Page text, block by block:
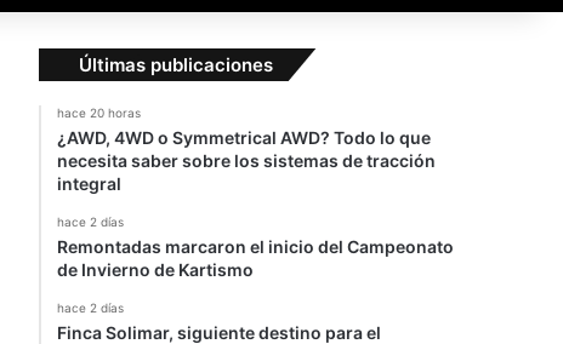
por
Últimas publicaciones
hace 20 horas
¿AWD, 4WD o Symmetrical AWD? Todo lo que
necesita saber sobre los sistemas de tracción
integral
hace 2 días
Remontadas marcaron el inicio del Campeonato
de Invierno de Kartismo
hace 2 días
Finca Solimar, siguiente destino para el